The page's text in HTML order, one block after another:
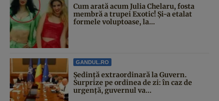
Cum arată acum Julia Chelaru, fosta
membră a trupei Exotic! Și-a etalat
formele voluptoase, la...
GANDUL.RO
Şedinţă extraordinară la Guvern.
Surprize pe ordinea de zi: în caz de
urgență, guvernul va...